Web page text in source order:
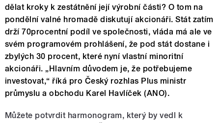
dělat kroky k zestátnění její výrobní části? O tom na
pondělní valné hromadě diskutují akcionáři. Stát zatím
drží 70procentní podíl ve společnosti, vláda má ale ve
svém programovém prohlášení, že pod stát dostane i
zbylých 30 procent, které nyní vlastní minoritní
akcionáři. „Hlavním důvodem je, že potřebujeme
investovat,“ říká pro Český rozhlas Plus ministr
průmyslu a obchodu Karel Havlíček (ANO).
Můžete potvrdit harmonogram, který by vedl k